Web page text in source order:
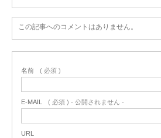
この記事へのコメントはありません。
名前 ( 必須 )
E-MAIL ( 必須 ) - 公開されません -
URL